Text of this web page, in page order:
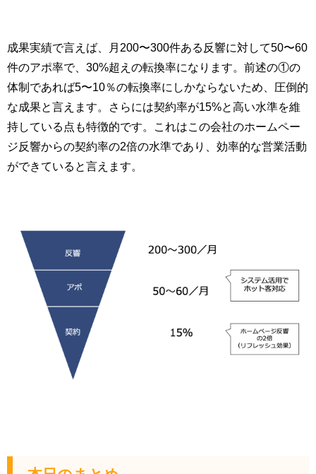
成果実績で言えば、月200〜300件ある反響に対して50〜60
件のアポ率で、30%超えの転換率になります。前述の①の
体制であれば5〜10％の転換率にしかならないため、圧倒的
な成果と言えます。さらには契約率が15%と高い水準を維
持している点も特徴的です。これはこの会社のホームペー
ジ反響からの契約率の2倍の水準であり、効率的な営業活動
ができていると言えます。